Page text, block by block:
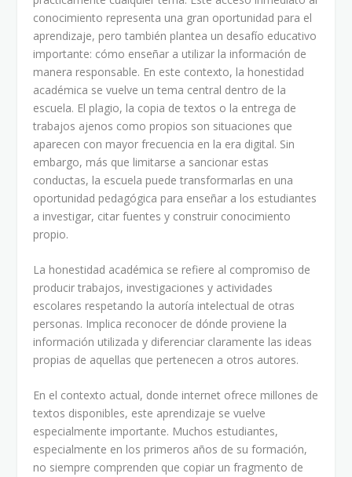
conocimiento representa una gran oportunidad para el
aprendizaje, pero también plantea un desafío educativo
importante: cómo enseñar a utilizar la información de
manera responsable. En este contexto, la honestidad
académica se vuelve un tema central dentro de la
escuela. El plagio, la copia de textos o la entrega de
trabajos ajenos como propios son situaciones que
aparecen con mayor frecuencia en la era digital. Sin
embargo, más que limitarse a sancionar estas
conductas, la escuela puede transformarlas en una
oportunidad pedagógica para enseñar a los estudiantes
a investigar, citar fuentes y construir conocimiento
propio.
La honestidad académica se refiere al compromiso de
producir trabajos, investigaciones y actividades
escolares respetando la autoría intelectual de otras
personas. Implica reconocer de dónde proviene la
información utilizada y diferenciar claramente las ideas
propias de aquellas que pertenecen a otros autores.
En el contexto actual, donde internet ofrece millones de
textos disponibles, este aprendizaje se vuelve
especialmente importante. Muchos estudiantes,
especialmente en los primeros años de su formación,
no siempre comprenden que copiar un fragmento de